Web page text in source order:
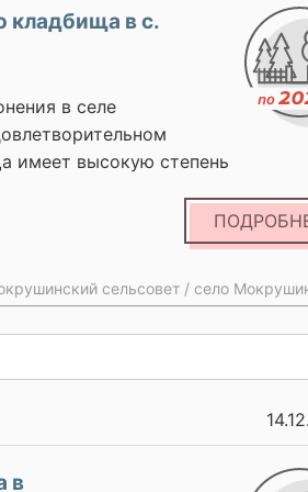
кладбища в с.
в селе
имеет высокую степень
внешних
надломы и
территории находится
произвести замену
же требуется провести
сельсовет / село
в